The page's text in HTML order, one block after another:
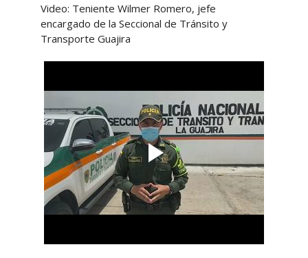
Video: Teniente Wilmer Romero, jefe
encargado de la Seccional de Tránsito y
Transporte Guajira